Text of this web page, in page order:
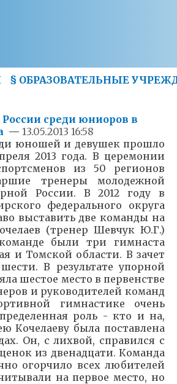
§ ОБРАЗОВАТЕЛЬНЫЕ
среди юниоров в
— 13.05.2013 16:58
юношей и девушек прошло
2013 года. В церемонии
из 50 регионов
тренеры молодежной
России. В 2012 году в
федерального округа
выставить две команды на
(тренер Шевчук Ю.Г.)
были три гимнаста
и Томской области. В зачет
В результате упорной
шестое место в первенстве
и руководителей команд
гимнастике очень
роль - кто и на,
Кочелаеву была поставлена
Он, с лихвой, справился с
из двенадцати. Команда
огорчило всех любителей
на первое место, но